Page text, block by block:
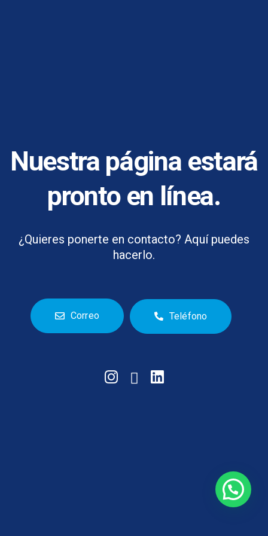
Nuestra página estará
pronto en línea.
¿Quieres ponerte en contacto? Aquí puedes
hacerlo.
Correo Teléfono